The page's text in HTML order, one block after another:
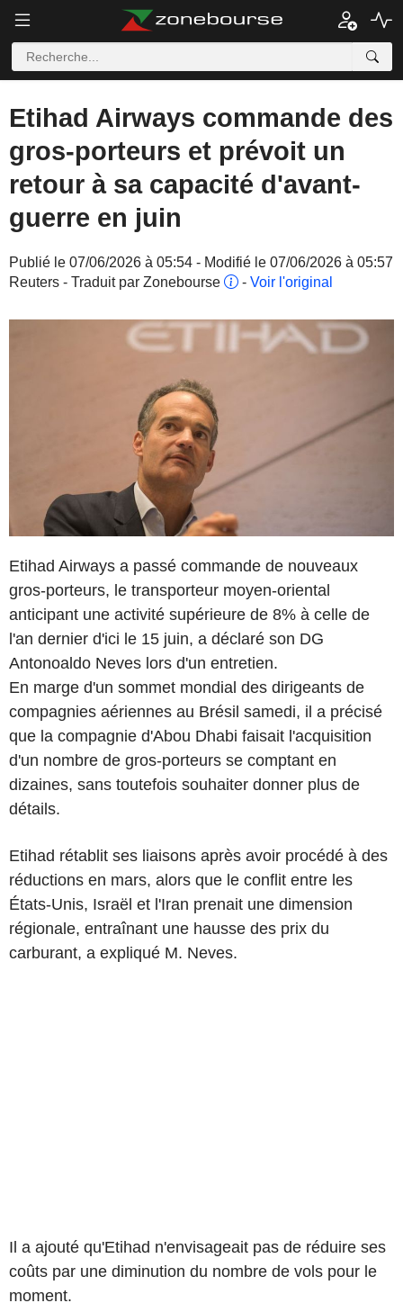
Etihad Airways commande des
gros-porteurs et prévoit un
retour à sa capacité d'avant-
guerre en juin
Publié le 07/06/2026 à 05:54 - Modifié le 07/06/2026 à 05:57
Reuters - Traduit par Zonebourse
- Voir l'original
Etihad Airways a passé commande de nouveaux
gros-porteurs, le transporteur moyen-oriental
anticipant une activité supérieure de 8% à celle de
l'an dernier d'ici le 15 juin, a déclaré son DG
Antonoaldo Neves lors d'un entretien.
En marge d'un sommet mondial des dirigeants de
compagnies aériennes au Brésil samedi, il a précisé
que la compagnie d'Abou Dhabi faisait l'acquisition
d'un nombre de gros-porteurs se comptant en
dizaines, sans toutefois souhaiter donner plus de
détails.
Etihad rétablit ses liaisons après avoir procédé à des
réductions en mars, alors que le conflit entre les
États-Unis, Israël et l'Iran prenait une dimension
régionale, entraînant une hausse des prix du
carburant, a expliqué M. Neves.
Il a ajouté qu'Etihad n'envisageait pas de réduire ses
coûts par une diminution du nombre de vols pour le
moment.